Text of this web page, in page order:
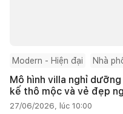
Modern - Hiện đại Nhà
Mô hình villa nghỉ
kế thô mộc và vẻ đẹp
27/06/2026, lúc 10:00